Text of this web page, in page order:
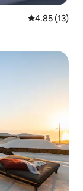
Calificación
4.85 (13)